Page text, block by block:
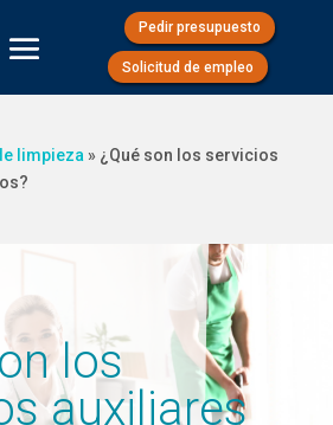
Pedir presupuesto
Solicitud de empleo
limpieza » ¿Qué son los servicios
los
auxiliares